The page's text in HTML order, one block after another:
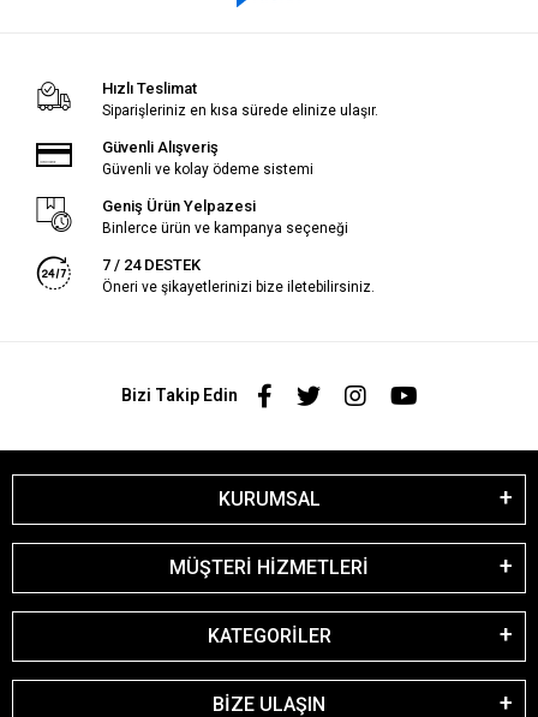
Hızlı Teslimat
Siparişleriniz en kısa sürede elinize ulaşır.
Güvenli Alışveriş
Güvenli ve kolay ödeme sistemi
Geniş Ürün Yelpazesi
Binlerce ürün ve kampanya seçeneği
7 / 24 DESTEK
Öneri ve şikayetlerinizi bize iletebilirsiniz.
Bizi Takip Edin
KURUMSAL
MÜŞTERİ HİZMETLERİ
KATEGORİLER
BİZE ULAŞIN